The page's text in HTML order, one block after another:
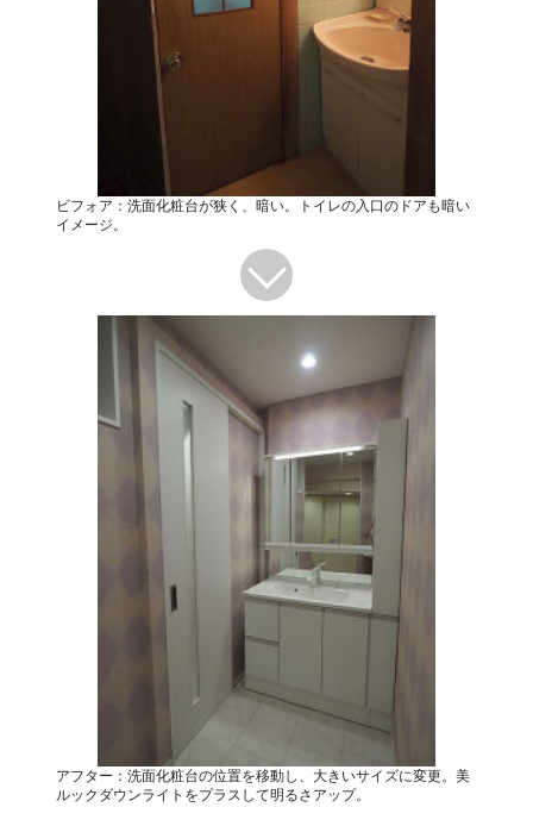
ビフォア：洗面化粧台が狭く、暗い。トイレの入口のドアも暗い
イメージ。
アフター：洗面化粧台の位置を移動し、大きいサイズに変更。美
ルックダウンライトをプラスして明るさアップ。